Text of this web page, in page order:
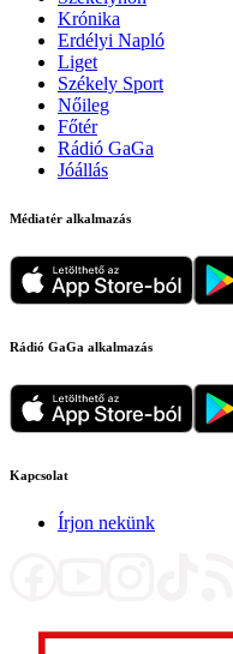
Krónika
Erdélyi Napló
Liget
Székely Sport
Nőileg
Főtér
Rádió GaGa
Jóállás
Médiatér alkalmazás
Rádió GaGa alkalmazás
Kapcsolat
Írjon nekünk